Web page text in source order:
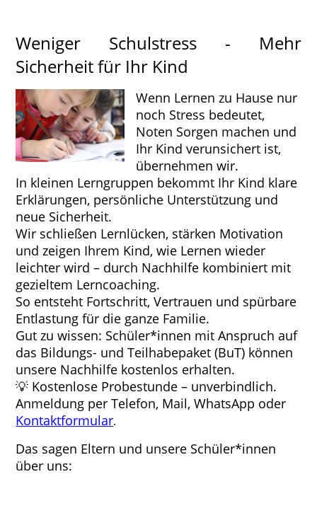
Weniger Schulstress - Mehr
Sicherheit für Ihr Kind
Wenn Lernen zu Hause nur
noch Stress bedeutet,
Noten Sorgen machen und
Ihr Kind verunsichert ist,
übernehmen wir.
In kleinen Lerngruppen bekommt Ihr Kind klare
Erklärungen, persönliche Unterstützung und
neue Sicherheit.
Wir schließen Lernlücken, stärken Motivation
und zeigen Ihrem Kind, wie Lernen wieder
leichter wird – durch Nachhilfe kombiniert mit
gezieltem Lerncoaching.
So entsteht Fortschritt, Vertrauen und spürbare
Entlastung für die ganze Familie.
Gut zu wissen: Schüler*innen mit Anspruch auf
das Bildungs- und Teilhabepaket (BuT) können
unsere Nachhilfe kostenlos erhalten.
💡 Kostenlose Probestunde – unverbindlich.
Anmeldung per Telefon, Mail, WhatsApp oder
Kontaktformular.
Das sagen Eltern und unsere Schüler*innen
über uns: